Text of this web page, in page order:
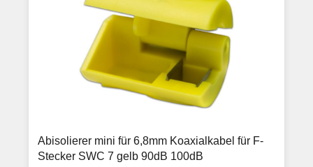
Abisolierer mini für 6,8mm Koaxialkabel für F-
Stecker SWC 7 gelb 90dB 100dB